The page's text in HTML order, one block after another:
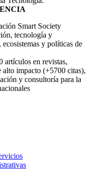
Smart Society
tecnología y
y políticas de
artículos en revistas,
impacto (+5700 citas),
y consultoría para la